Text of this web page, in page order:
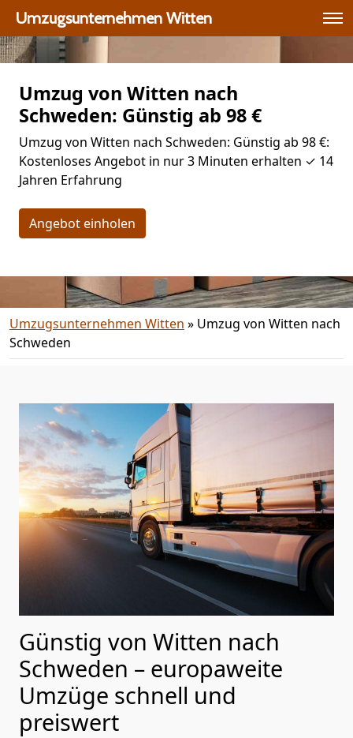
Umzugsunternehmen Witten
Umzug von Witten nach
Schweden: Günstig ab 98 €
Umzug von Witten nach Schweden: Günstig ab 98 €:
Kostenloses Angebot in nur 3 Minuten erhalten ✓ 14
Jahren Erfahrung
Angebot einholen
Umzugsunternehmen Witten » Umzug von Witten nach
Schweden
Günstig von Witten nach
Schweden – europaweite
Umzüge schnell und
preiswert